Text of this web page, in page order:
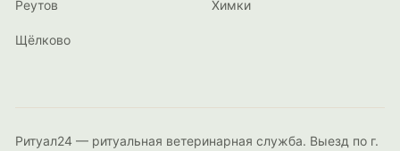
Реутов Химки
Щёлково
Ритуал24 — ритуальная ветеринарная служба. Выезд по г.